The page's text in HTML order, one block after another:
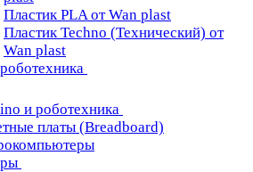
Пластик PLA от Wan plast
Пластик Techno (Технический) от
Wan plast
и роботехника
платы (Breadboard)